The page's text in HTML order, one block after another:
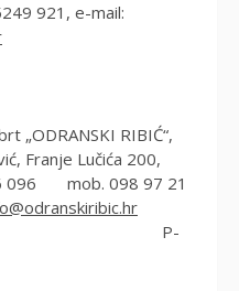
921, e-mail:
„ODRANSKI RIBIĆ“,
Franje Lučića 200,
096 mob. 098 97 21